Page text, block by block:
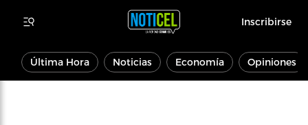
Inscribirse
Última Hora Noticias Economía Opiniones